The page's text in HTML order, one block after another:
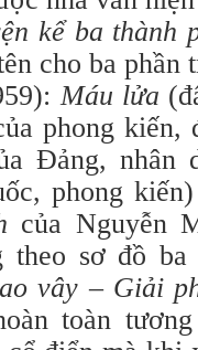
kể ba thành
cho ba phần
Máu lửa
phong
Đảng, nhân
phong
của Nguyễn
theo sơ đồ
vây – Giải
toàn